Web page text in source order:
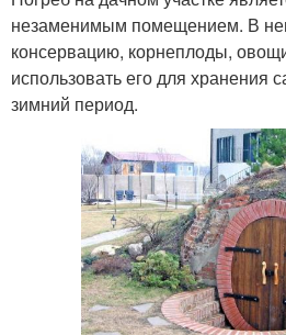
незаменимым помещением. В
консервацию, корнеплоды,
использовать его для хранения
зимний период.